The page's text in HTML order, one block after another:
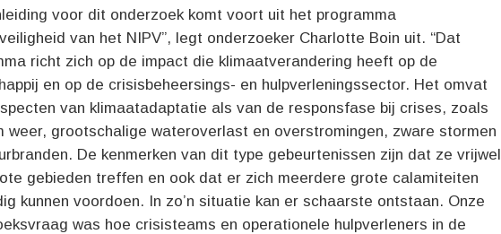
voor dit onderzoek komt voort uit het programma
van het NIPV”, legt onderzoeker Charlotte Boin uit. “Dat
richt zich op de impact die klimaatverandering heeft op de
en op de crisisbeheersings- en hulpverleningssector. Het omvat
van klimaatadaptatie als van de responsfase bij crises, zoals
weer, grootschalige wateroverlast en overstromingen, zware stormen
De kenmerken van dit type gebeurtenissen zijn dat ze vrijwel
gebieden treffen en ook dat er zich meerdere grote calamiteiten
kunnen voordoen. In zo’n situatie kan er schaarste ontstaan. Onze
was hoe crisisteams en operationele hulpverleners in de